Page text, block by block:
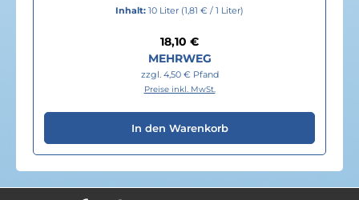
Inhalt: 10 Liter (1,81 € / 1 Liter)
Regulärer Preis:
18,10 €
MEHRWEG
zzgl. 4,50 € Pfand
Preise inkl. MwSt.
In den Warenkorb